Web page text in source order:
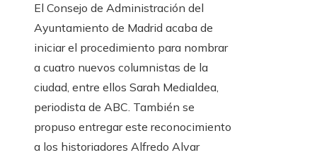
El Consejo de Administración del
Ayuntamiento de Madrid acaba de
iniciar el procedimiento para nombrar
a cuatro nuevos columnistas de la
ciudad, entre ellos Sarah Medialdea,
periodista de ABC. También se
propuso entregar este reconocimiento
a los historiadores Alfredo Alvar